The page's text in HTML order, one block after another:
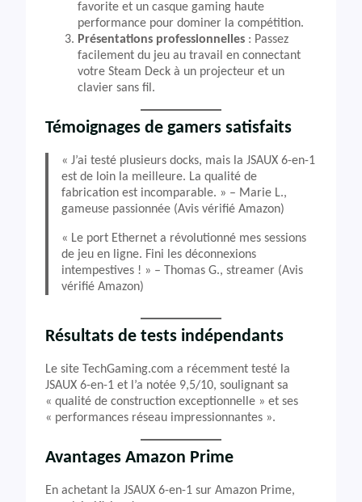
favorite et un casque gaming haute
performance pour dominer la compétition.
Présentations professionnelles : Passez
facilement du jeu au travail en connectant
votre Steam Deck à un projecteur et un
clavier sans fil.
Témoignages de gamers satisfaits
« J’ai testé plusieurs docks, mais la JSAUX 6-en-1
est de loin la meilleure. La qualité de
fabrication est incomparable. » – Marie L.,
gameuse passionnée (Avis vérifié Amazon)
« Le port Ethernet a révolutionné mes sessions
de jeu en ligne. Fini les déconnexions
intempestives ! » – Thomas G., streamer (Avis
vérifié Amazon)
Résultats de tests indépendants
Le site TechGaming.com a récemment testé la
JSAUX 6-en-1 et l’a notée 9,5/10, soulignant sa
« qualité de construction exceptionnelle » et ses
« performances réseau impressionnantes ».
Avantages Amazon Prime
En achetant la JSAUX 6-en-1 sur Amazon Prime,